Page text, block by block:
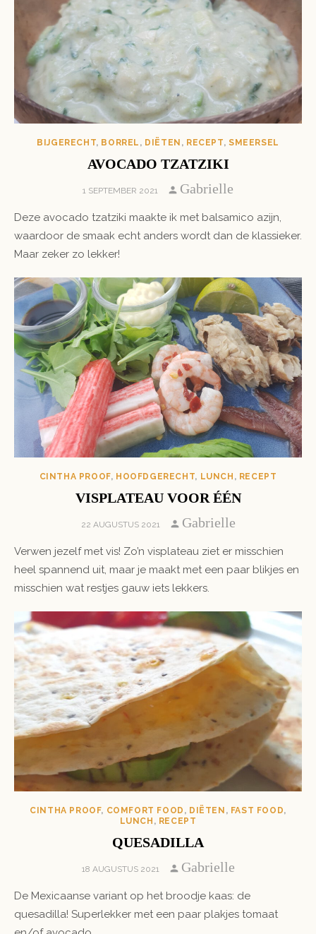
BIJGERECHT, BORREL , DIËTEN , RECEPT, SMEERSEL
AVOCADO TZATZIKI
POSTED
1 SEPTEMBER 2021 Author
Gabrielle
Deze avocado tzatziki maakte ik met balsamico azijn,
waardoor de smaak echt anders wordt dan de klassieker.
Maar zeker zo lekker!
CINTHA PROOF, HOOFDGERECHT, LUNCH , RECEPT
VISPLATEAU VOOR ÉÉN
POSTED
22 AUGUSTUS 2021 Author
Gabrielle
Verwen jezelf met vis! Zo’n visplateau ziet er misschien
heel spannend uit, maar je maakt met een paar blikjes en
misschien wat restjes gauw iets lekkers.
CINTHA PROOF, COMFORT FOOD , DIËTEN , FAST FOOD,
LUNCH , RECEPT
QUESADILLA
POSTED
18 AUGUSTUS 2021 Author
Gabrielle
De Mexicaanse variant op het broodje kaas: de
quesadilla! Superlekker met een paar plakjes tomaat